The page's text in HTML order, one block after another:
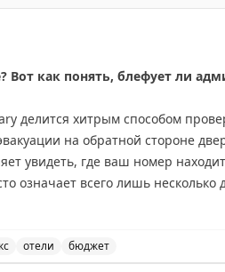
Вот как понять, блефует ли
делится хитрым способом
на обратной стороне
увидеть, где ваш номер
означает всего лишь
как вас поселили, чтобы
номер, но часто «апгрейд»
отели бюджет